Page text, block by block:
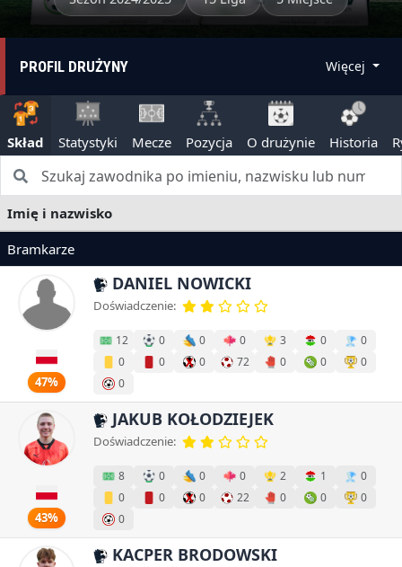
PROFIL DRUŻYNY Więcej
Skład Statystyki Mecze Pozycja O drużynie Historia
Imię i nazwisko
Bramkarze
47%
DANIEL NOWICKI
Doświadczenie:
12 0 0 0 3 0
0
0
0 0 72 0 0
0
0
43%
JAKUB KOŁODZIEJEK
Doświadczenie:
8 0 0 0 2 1
0
0
0 0 22 0 0
0
0
KACPER BRODOWSKI